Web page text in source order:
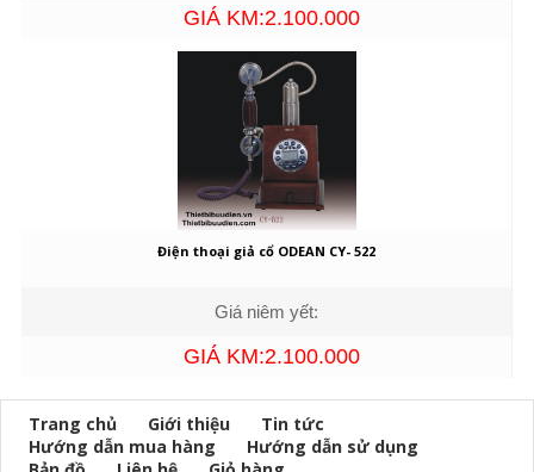
GIÁ KM:2.100.000
Điện thoại giả cổ ODEAN CY- 522
Giá niêm yết:
GIÁ KM:2.100.000
Trang chủ Giới thiệu
Tin tức
Hướng dẫn mua hàng
Hướng dẫn sử dụng